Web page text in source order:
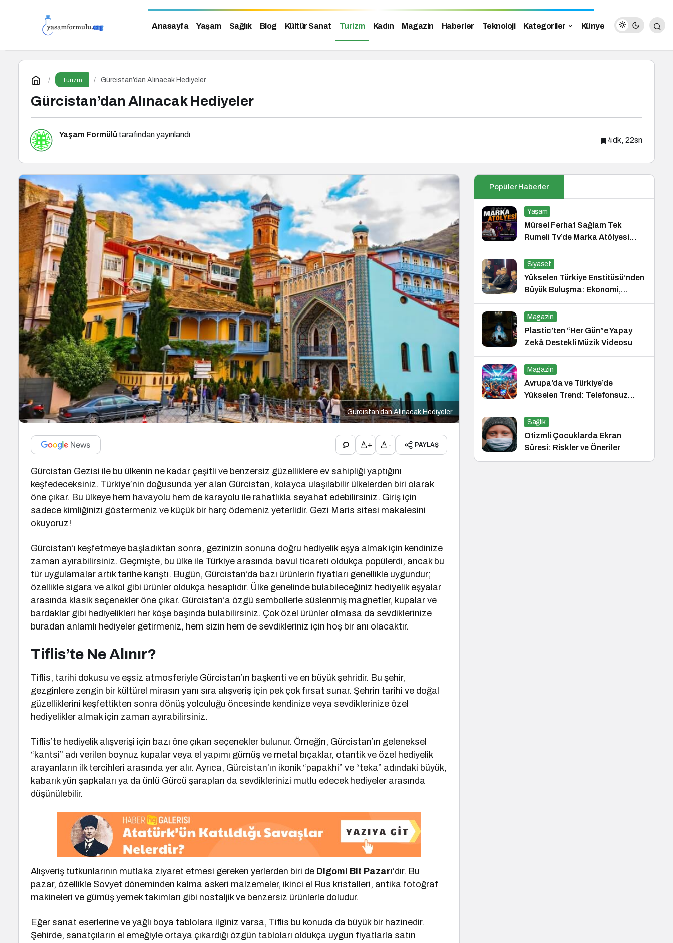
Anasayfa Yaşam Sağlık Blog Kültür Sanat Turizm Kadın Magazin Haberler Teknoloji Kategoriler Künye
Turizm Gürcistan’dan Alınacak Hediyeler
Gürcistan’dan Alınacak Hediyeler
Yaşam Formülü tarafından yayınlandı
4dk, 22sn
Gürcistan’dan Alınacak Hediyeler
+ - PAYLAŞ
Gürcistan Gezisi ile bu ülkenin ne kadar çeşitli ve benzersiz güzelliklere ev sahipliği yaptığını
keşfedeceksiniz. Türkiye’nin doğusunda yer alan Gürcistan, kolayca ulaşılabilir ülkelerden biri olarak
öne çıkar. Bu ülkeye hem havayolu hem de karayolu ile rahatlıkla seyahat edebilirsiniz. Giriş için
sadece kimliğinizi göstermeniz ve küçük bir harç ödemeniz yeterlidir. Gezi Maris sitesi makalesini
okuyoruz!
Gürcistan’ı keşfetmeye başladıktan sonra, gezinizin sonuna doğru hediyelik eşya almak için kendinize
zaman ayırabilirsiniz. Geçmişte, bu ülke ile Türkiye arasında bavul ticareti oldukça popülerdi, ancak bu
tür uygulamalar artık tarihe karıştı. Bugün, Gürcistan’da bazı ürünlerin fiyatları genellikle uygundur;
özellikle sigara ve alkol gibi ürünler oldukça hesaplıdır. Ülke genelinde bulabileceğiniz hediyelik eşyalar
arasında klasik seçenekler öne çıkar. Gürcistan’a özgü sembollerle süslenmiş magnetler, kupalar ve
bardaklar gibi hediyelikleri her köşe başında bulabilirsiniz. Çok özel ürünler olmasa da sevdiklerinize
buradan anlamlı hediyeler getirmeniz, hem sizin hem de sevdikleriniz için hoş bir anı olacaktır.
Tiflis’te Ne Alınır?
Tiflis, tarihi dokusu ve eşsiz atmosferiyle Gürcistan’ın başkenti ve en büyük şehridir. Bu şehir,
gezginlere zengin bir kültürel mirasın yanı sıra alışveriş için pek çok fırsat sunar. Şehrin tarihi ve doğal
güzelliklerini keşfettikten sonra dönüş yolculuğu öncesinde kendinize veya sevdiklerinize özel
hediyelikler almak için zaman ayırabilirsiniz.
Tiflis’te hediyelik alışverişi için bazı öne çıkan seçenekler bulunur. Örneğin, Gürcistan’ın geleneksel
“kantsi” adı verilen boynuz kupalar veya el yapımı gümüş ve metal bıçaklar, otantik ve özel hediyelik
arayanların ilk tercihleri arasında yer alır. Ayrıca, Gürcistan’ın ikonik “papakhi” ve “teka” adındaki büyük,
kabarık yün şapkaları ya da ünlü Gürcü şarapları da sevdiklerinizi mutlu edecek hediyeler arasında
düşünülebilir.
Alışveriş tutkunlarının mutlaka ziyaret etmesi gereken yerlerden biri de Digomi Bit Pazarı‘dır. Bu
pazar, özellikle Sovyet döneminden kalma askeri malzemeler, ikinci el Rus kristalleri, antika fotoğraf
makineleri ve gümüş yemek takımları gibi nostaljik ve benzersiz ürünlerle doludur.
Eğer sanat eserlerine ve yağlı boya tablolara ilginiz varsa, Tiflis bu konuda da büyük bir hazinedir.
Şehirde, sanatçıların el emeğiyle ortaya çıkardığı özgün tabloları oldukça uygun fiyatlarla satın
Popüler Haberler
Yaşam
Mürsel Ferhat Sağlam Tek
Rumeli Tv’de Marka Atölyesi
Programına Konuk Oldu
Siyaset
Yükselen Türkiye Enstitüsü’nden
Büyük Buluşma: Ekonomi,
Güvenlik Politikaları ve Hukuk
Konferansı
Magazin
Plastic’ten “Her Gün”e Yapay
Zekâ Destekli Müzik Videosu
Magazin
Avrupa’da ve Türkiye’de
Yükselen Trend: Telefonsuz
Gece Kulüpleri
Sağlık
Otizmli Çocuklarda Ekran
Süresi: Riskler ve Öneriler